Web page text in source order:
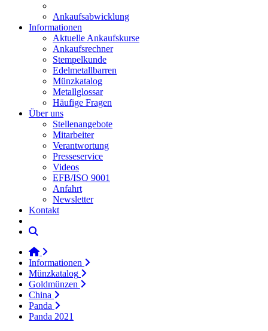
Ankaufsabwicklung
Informationen
Aktuelle Ankaufskurse
Ankaufsrechner
Stempelkunde
Edelmetallbarren
Münzkatalog
Metallglossar
Häufige Fragen
Über uns
Stellenangebote
Mitarbeiter
Verantwortung
Presseservice
Videos
EFB/ISO 9001
Anfahrt
Newsletter
Kontakt
Informationen
Münzkatalog
Goldmünzen
China
Panda
Panda 2021